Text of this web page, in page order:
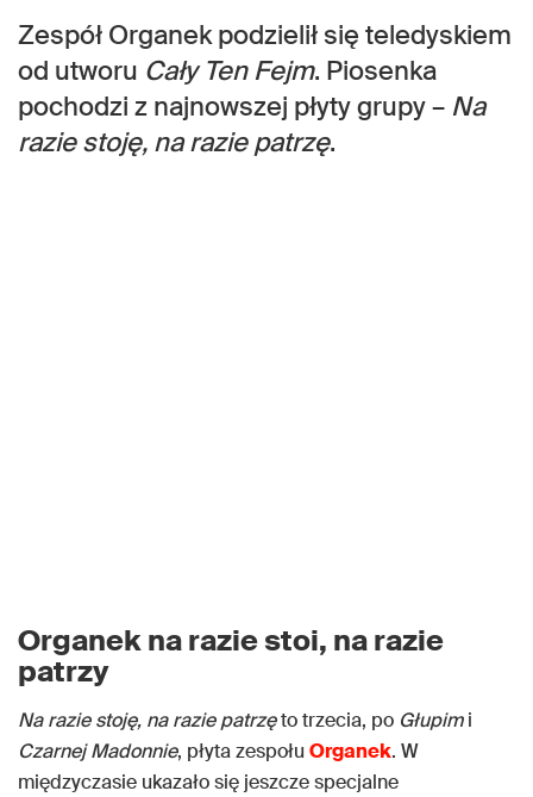
Zespół Organek podzielił się teledyskiem
od utworu Cały Ten Fejm. Piosenka
pochodzi z najnowszej płyty grupy – Na
razie stoję, na razie patrzę.
Organek na razie stoi, na razie
patrzy
Na razie stoję, na razie patrzęto trzecia, po Głupimi
Czarnej Madonnie, płyta zespołu Organek. W
międzyczasie ukazało się jeszcze specjalne